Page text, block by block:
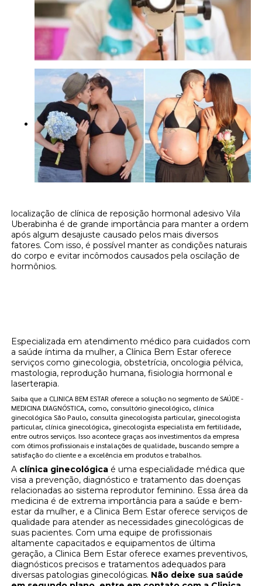
localização de clínica de reposição hormonal adesivo Vila
Uberabinha é de grande importância para manter a ordem
após algum desajuste causado pelos mais diversos
fatores. Com isso, é possível manter as condições naturais
do corpo e evitar incômodos causados pela oscilação de
hormônios.
Especializada em atendimento médico para cuidados com
a saúde íntima da mulher, a Clínica Bem Estar oferece
serviços como ginecologia, obstetrícia, oncologia pélvica,
mastologia, reprodução humana, fisiologia hormonal e
laserterapia.
Saiba que a CLINICA BEM ESTAR oferece a solução no segmento de SAÚDE -
MEDICINA DIAGNÓSTICA, como, consultório ginecológico, clínica
ginecológica São Paulo, consulta ginecologista particular, ginecologista
particular, clínica ginecológica, ginecologista especialista em fertilidade,
entre outros serviços. Isso acontece graças aos investimentos da empresa
com ótimos profissionais e instalações de qualidade, buscando sempre a
satisfação do cliente e a excelência em produtos e trabalhos.
A clínica ginecológica é uma especialidade médica que
visa a prevenção, diagnóstico e tratamento das doenças
relacionadas ao sistema reprodutor feminino. Essa área da
medicina é de extrema importância para a saúde e bem-
estar da mulher, e a Clinica Bem Estar oferece serviços de
qualidade para atender as necessidades ginecológicas de
suas pacientes. Com uma equipe de profissionais
altamente capacitados e equipamentos de última
geração, a Clinica Bem Estar oferece exames preventivos,
diagnósticos precisos e tratamentos adequados para
diversas patologias ginecológicas. Não deixe sua saúde